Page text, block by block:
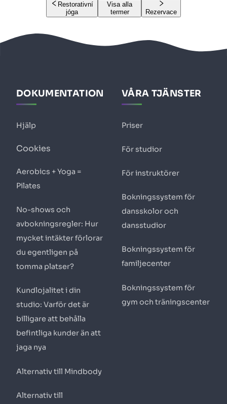
Restorativní
jóga
Visa alla
termer
Rezervace
DOKUMENTATION
Hjälp
Cookies
Aerobics + Yoga =
Pilates
No-shows och
avbokningsregler: Hur
mycket intäkter förlorar
du egentligen på
tomma platser?
Kundlojalitet i din
studio: Varför det är
billigare att behålla
befintliga kunder än att
jaga nya
Alternativ till Mindbody
Alternativ till
VÅRA TJÄNSTER
Priser
För studior
För instruktörer
Bokningssystem för
dansskolor och
dansstudior
Bokningssystem för
familjecenter
Bokningssystem för
gym och träningscenter